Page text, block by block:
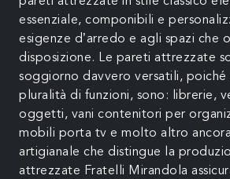
essenziale, componibili e
esigenze d’arredo e agli spazi che
disposizione. Le pareti attrezzate
soggiorno davvero versatili, poiché
pluralità di funzioni, sono: librerie,
oggetti, vani contenitori per
mobili porta tv e molto altro
artigianale che distingue la
attrezzate Fratelli Mirandola